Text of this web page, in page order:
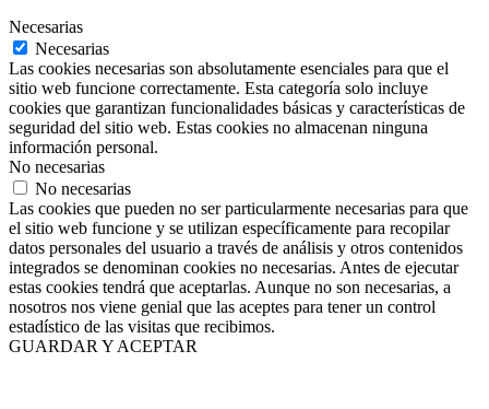
Necesarias
Necesarias
Las cookies necesarias son absolutamente esenciales para que el
sitio web funcione correctamente. Esta categoría solo incluye
cookies que garantizan funcionalidades básicas y características de
seguridad del sitio web. Estas cookies no almacenan ninguna
información personal.
No necesarias
No necesarias
Las cookies que pueden no ser particularmente necesarias para que
el sitio web funcione y se utilizan específicamente para recopilar
datos personales del usuario a través de análisis y otros contenidos
integrados se denominan cookies no necesarias. Antes de ejecutar
estas cookies tendrá que aceptarlas. Aunque no son necesarias, a
nosotros nos viene genial que las aceptes para tener un control
estadístico de las visitas que recibimos.
GUARDAR Y ACEPTAR